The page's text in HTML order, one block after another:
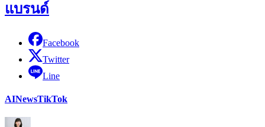
แบรนด์
Facebook
Twitter
Line
AINewsTikTok